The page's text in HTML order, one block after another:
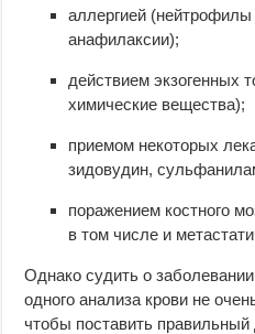
аллергией
анафилаксии);
действием экзогенных
химические вещества);
приемом некоторых
зидовудин,
поражением костного
в том числе и
Однако судить о
одного анализа крови не
чтобы поставить